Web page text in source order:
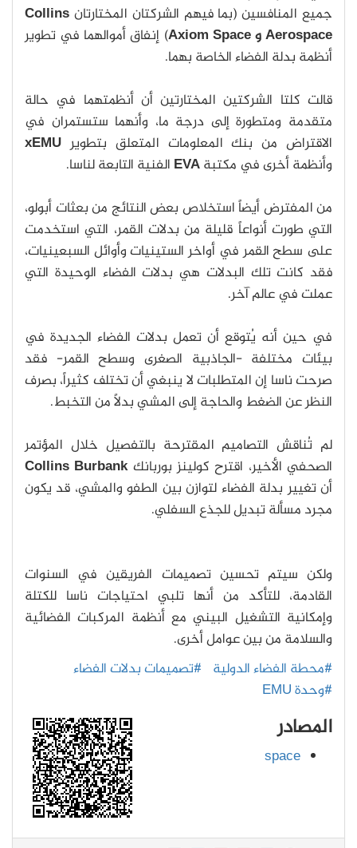
جميع المنافسين (بما فيهم الشركتان المختارتان Collins
Aerospace و Axiom Space
) إنفاق أموالهما في تطوير
أنظمة بدلة الفضاء الخاصة بهما.
قالت كلتا الشركتين المختارتين أن أنظمتهما في حالة
متقدمة ومتطورة إلى درجة ما، وأنهما ستستمران في
الاقتراض من بنك المعلومات المتعلق بتطوير xEMU
وأنظمة أخرى في مكتبةEVA الفنية التابعة لناسا.
من المفترض أيضاً استخلاص بعض النتائج من بعثات أبولو،
التي طورت أنواعاً قليلة من بدلات القمر، التي استخدمت
على سطح القمر في أواخر الستينيات وأوائل السبعينيات،
فقد كانت تلك البدلات هي بدلات الفضاء الوحيدة التي
عملت في عالم آخر.
في حين أنه يُتوقع أن تعمل بدلات الفضاء الجديدة في
بيئات مختلفة -الجاذبية الصغرى وسطح القمر- فقد
صرحت ناسا إن المتطلبات لا ينبغي أن تختلف كثيراً، بصرف
النظر عن الضغط والحاجة إلى المشي بدلاً من التخبط.
لم تُناقش التصاميم المقترحة بالتفصيل خلال المؤتمر
الصحفي الأخير، اقترح كولينز بوربانكCollins Burbank
أن تغيير بدلة الفضاء لتوازن بين الطفو والمشي، قد يكون
مجرد مسألة تبديل للجذع السفلي.
ولكن سيتم تحسين تصميمات الفريقين في السنوات
القادمة، للتأكد من أنها تلبي احتياجات ناسا للكتلة
وإمكانية التشغيل البيني مع أنظمة المركبات الفضائية
والسلامة من بين عوامل أخرى.
#محطة الفضاء الدولية #تصميمات بدلات الفضاء
#وحدة EMU
المصادر
space